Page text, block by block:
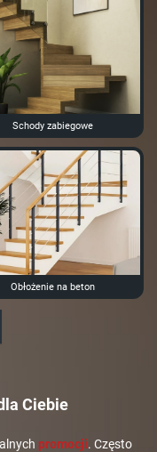
Schody zabiegowe
Obłożenie na beton
Ciebie
promocji. Często